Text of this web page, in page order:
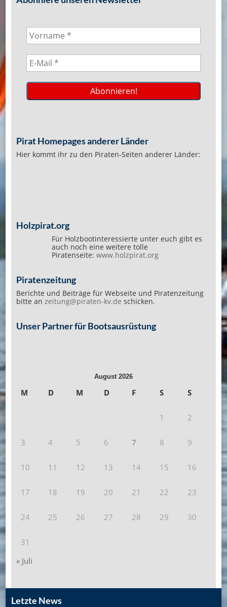
Pirat Homepages anderer Länder
Hier kommt ihr zu den Piraten-Seiten anderer Länder:
Holzpirat.org
Für Holzbootinteressierte unter euch gibt es
auch noch eine weitere tolle
Piratenseite: www.holzpirat.org
Piratenzeitung
Berichte und Beiträge für Webseite und Piratenzeitung
bitte an zeitung@piraten-kv.de schicken.
Unser Partner für Bootsausrüstung
August 2026
M D M D F S S
1 2
3 4 5 6 7 8 9
10 11 12 13 14 15 16
17 18 19 20 21 22 23
24 25 26 27 28 29 30
31
« Juli
Letzte News